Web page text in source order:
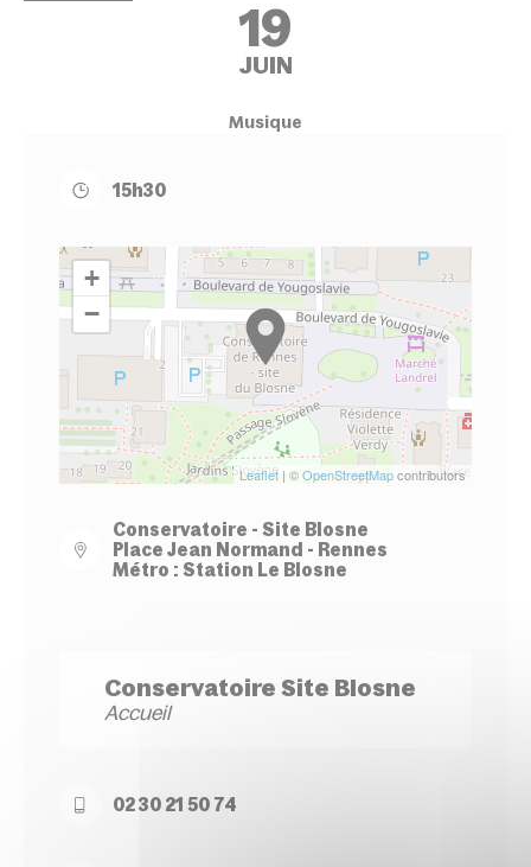
19
JUIN
Musique
15h30
+
−
Leaflet | ©OpenStreetMapcontributors
Conservatoire - Site Blosne
Place Jean Normand - Rennes
Métro : Station Le Blosne
Conservatoire Site Blosne
Accueil
02 30 21 50 74